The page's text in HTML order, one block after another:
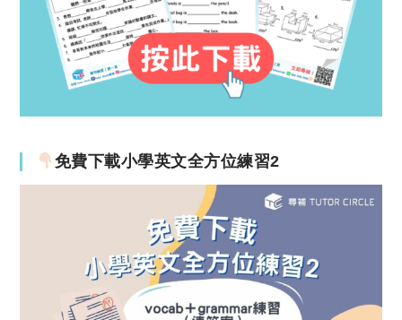
免費下載小學英文全方位練習2